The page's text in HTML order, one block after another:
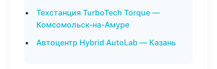
Техстанция TurboTech Torque —
Комсомольск-на-Амуре
Автоцентр Hybrid AutoLab — Казань